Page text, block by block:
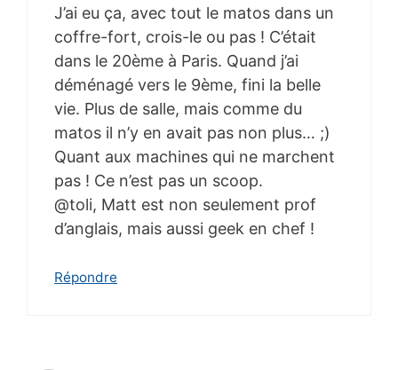
J’ai eu ça, avec tout le matos dans un
coffre-fort, crois-le ou pas ! C’était
dans le 20ème à Paris. Quand j’ai
déménagé vers le 9ème, fini la belle
vie. Plus de salle, mais comme du
matos il n’y en avait pas non plus… ;)
Quant aux machines qui ne marchent
pas ! Ce n’est pas un scoop.
@toli, Matt est non seulement prof
d’anglais, mais aussi geek en chef !
Répondre